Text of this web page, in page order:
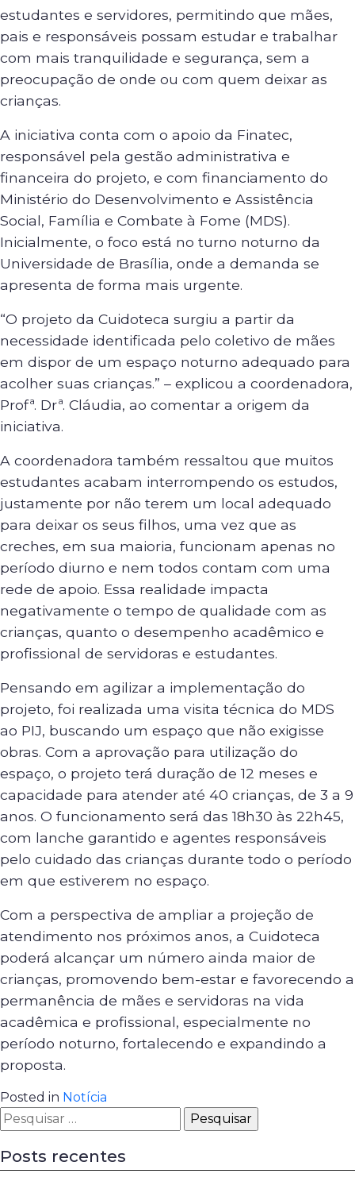
estudantes e servidores, permitindo que mães,
pais e responsáveis possam estudar e trabalhar
com mais tranquilidade e segurança, sem a
preocupação de onde ou com quem deixar as
crianças.
A iniciativa conta com o apoio da Finatec,
responsável pela gestão administrativa e
financeira do projeto, e com financiamento do
Ministério do Desenvolvimento e Assistência
Social, Família e Combate à Fome (MDS).
Inicialmente, o foco está no turno noturno da
Universidade de Brasília, onde a demanda se
apresenta de forma mais urgente.
“O projeto da Cuidoteca surgiu a partir da
necessidade identificada pelo coletivo de mães
em dispor de um espaço noturno adequado para
acolher suas crianças.” – explicou a coordenadora,
Profª. Drª. Cláudia, ao comentar a origem da
iniciativa.
A coordenadora também ressaltou que muitos
estudantes acabam interrompendo os estudos,
justamente por não terem um local adequado
para deixar os seus filhos, uma vez que as
creches, em sua maioria, funcionam apenas no
período diurno e nem todos contam com uma
rede de apoio. Essa realidade impacta
negativamente o tempo de qualidade com as
crianças, quanto o desempenho acadêmico e
profissional de servidoras e estudantes.
Pensando em agilizar a implementação do
projeto, foi realizada uma visita técnica do MDS
ao PIJ, buscando um espaço que não exigisse
obras. Com a aprovação para utilização do
espaço, o projeto terá duração de 12 meses e
capacidade para atender até 40 crianças, de 3 a 9
anos. O funcionamento será das 18h30 às 22h45,
com lanche garantido e agentes responsáveis
pelo cuidado das crianças durante todo o período
em que estiverem no espaço.
Com a perspectiva de ampliar a projeção de
atendimento nos próximos anos, a Cuidoteca
poderá alcançar um número ainda maior de
crianças, promovendo bem-estar e favorecendo a
permanência de mães e servidoras na vida
acadêmica e profissional, especialmente no
período noturno, fortalecendo e expandindo a
proposta.
Posted in Notícia
Pesquisar
por:
Posts recentes